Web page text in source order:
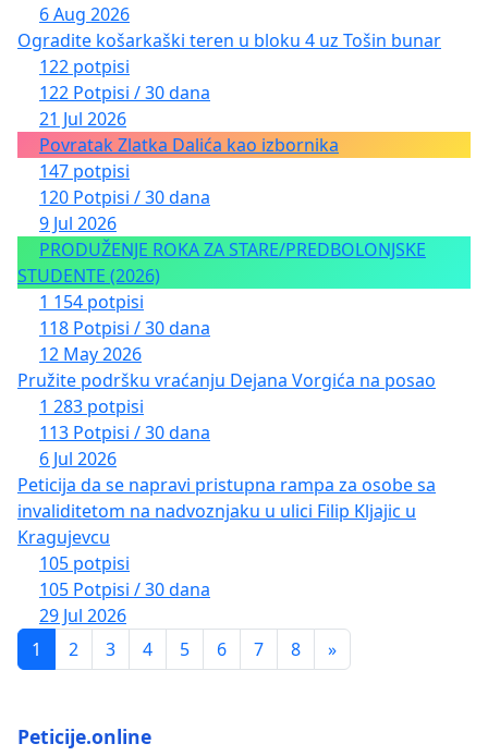
6 Aug 2026
Ogradite košarkaški teren u bloku 4 uz Tošin bunar
122 potpisi
122 Potpisi / 30 dana
21 Jul 2026
Povratak Zlatka Dalića kao izbornika
147 potpisi
120 Potpisi / 30 dana
9 Jul 2026
PRODUŽENJE ROKA ZA STARE/PREDBOLONJSKE
STUDENTE (2026)
1 154 potpisi
118 Potpisi / 30 dana
12 May 2026
Pružite podršku vraćanju Dejana Vorgića na posao
1 283 potpisi
113 Potpisi / 30 dana
6 Jul 2026
Peticija da se napravi pristupna rampa za osobe sa
invaliditetom na nadvoznjaku u ulici Filip Kljajic u
Kragujevcu
105 potpisi
105 Potpisi / 30 dana
29 Jul 2026
1
2 3 4 5 6 7 8 »
Peticije.online